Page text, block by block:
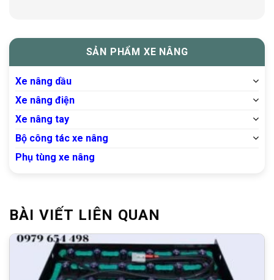
SẢN PHẨM XE NÂNG
Xe nâng dầu
Xe nâng điện
Xe nâng tay
Bộ công tác xe nâng
Phụ tùng xe nâng
BÀI VIẾT LIÊN QUAN